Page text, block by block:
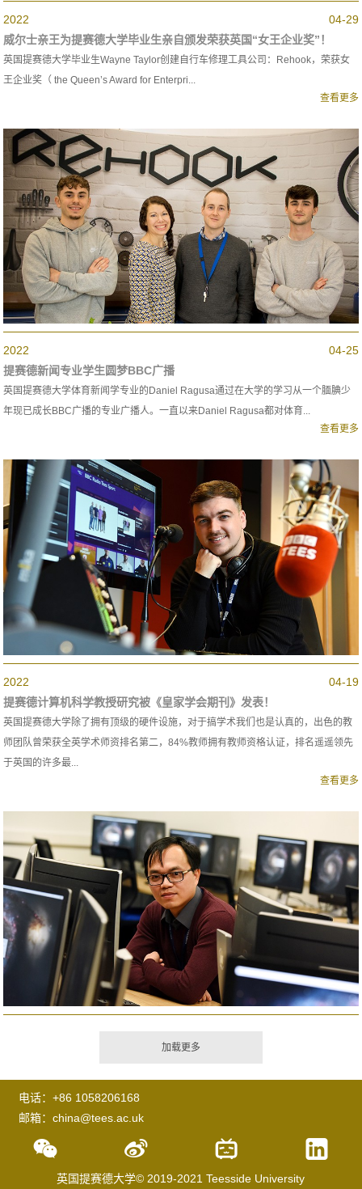
04-29
2022
威尔士亲王为提赛德大学毕业生亲自颁发荣获英国“女王企业奖”！
英国提赛德大学毕业生Wayne Taylor创建自行车修理工具公司：Rehook，荣获女
王企业奖（ the Queen’s Award for Enterpri...
查看更多
04-25
2022
提赛德新闻专业学生圆梦BBC广播
英国提赛德大学体育新闻学专业的Daniel Ragusa通过在大学的学习从一个腼腆少
年现已成长BBC广播的专业广播人。一直以来Daniel Ragusa都对体育...
查看更多
04-19
2022
提赛德计算机科学教授研究被《皇家学会期刊》发表！
英国提赛德大学除了拥有顶级的硬件设施，对于搞学术我们也是认真的，出色的教
师团队曾荣获全英学术师资排名第二，84%教师拥有教师资格认证，排名遥遥领先
于英国的许多最...
查看更多
电话：+86 1058206168
邮箱：china@tees.ac.uk
英国提赛德大学© 2019-2021 Teesside University